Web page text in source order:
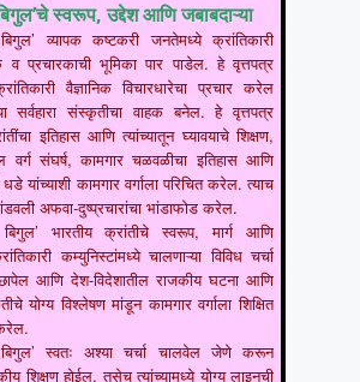
स्वरूप, उद्देश आणि जबाबदाऱ्या
व्यापक कष्टकरी जनतेमध्ये क्रांतिकारी
व प्रचारकाची भूमिका पार पाडेल. हे वृत्तपत्र
वैज्ञानिक विचारधारेचा प्रचार करेल
सर्वहारा संस्कृतीचा वाहक बनेल. हे वृत्तपत्र
इतिहास आणि त्यांच्यातून घ्यावयाचे शिक्षण,
वर्ग संघर्ष, कामगार चळवळीचा इतिहास आणि
धडे यांच्याशी कामगार वर्गाला परिचित करेल. त्याच
अफवा-दुष्प्रचारांचा भांडाफोड करेल.
बिगुल’ भारतीय क्रांतीचे स्वरूप, मार्ग आणि
कम्युनिस्टांमध्ये चालणाऱ्या विविध चर्चा
आणि देश-विदेशातील राजकीय घटना आणि
योग्य विश्लेषण मांडून कामगार वर्गाला शिक्षित
बिगुल’ स्वतः अश्या चर्चा चालवेल जेणे करून
शिक्षण होईल. तसेच त्यांच्यामध्ये योग्य लाइनची